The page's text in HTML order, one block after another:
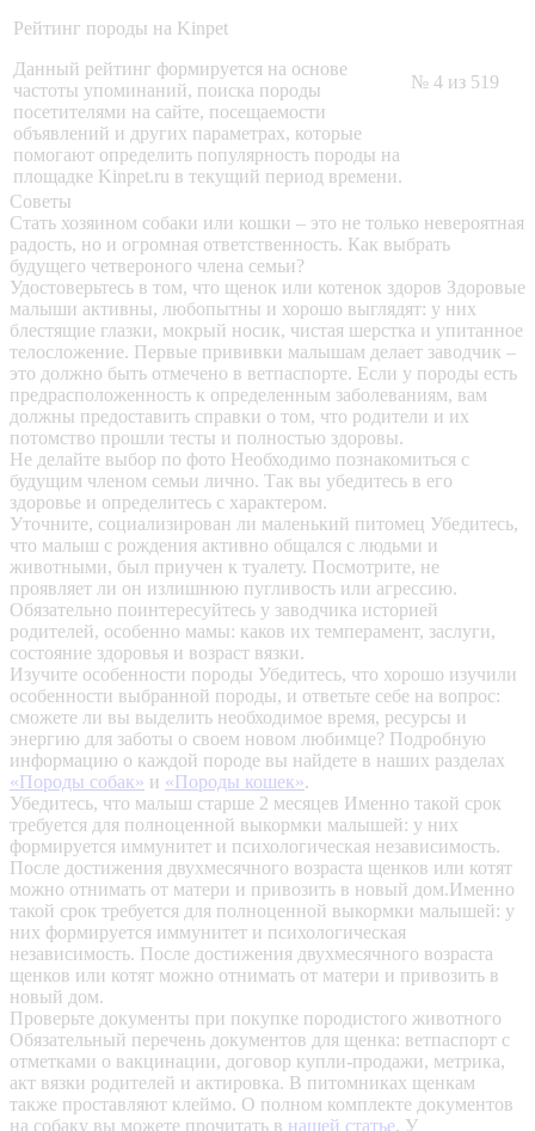
Рейтинг породы на Kinpet
Данный рейтинг формируется на основе
частоты упоминаний, поиска породы
посетителями на сайте, посещаемости
объявлений и других параметрах, которые
помогают определить популярность породы на
площадке Kinpet.ru в текущий период времени.
№ 4 из 519
Советы
Стать хозяином собаки или кошки – это не только невероятная
радость, но и огромная ответственность. Как выбрать
будущего четвероного члена семьи?
Удостоверьтесь в том, что щенок или котенок здоров Здоровые
малыши активны, любопытны и хорошо выглядят: у них
блестящие глазки, мокрый носик, чистая шерстка и упитанное
телосложение. Первые прививки малышам делает заводчик –
это должно быть отмечено в ветпаспорте. Если у породы есть
предрасположенность к определенным заболеваниям, вам
должны предоставить справки о том, что родители и их
потомство прошли тесты и полностью здоровы.
Не делайте выбор по фото Необходимо познакомиться с
будущим членом семьи лично. Так вы убедитесь в его
здоровье и определитесь с характером.
Уточните, социализирован ли маленький питомец Убедитесь,
что малыш с рождения активно общался с людьми и
животными, был приучен к туалету. Посмотрите, не
проявляет ли он излишнюю пугливость или агрессию.
Обязательно поинтересуйтесь у заводчика историей
родителей, особенно мамы: каков их темперамент, заслуги,
состояние здоровья и возраст вязки.
Изучите особенности породы Убедитесь, что хорошо изучили
особенности выбранной породы, и ответьте себе на вопрос:
сможете ли вы выделить необходимое время, ресурсы и
энергию для заботы о своем новом любимце? Подробную
информацию о каждой породе вы найдете в наших разделах
«Породы собак» и «Породы кошек».
Убедитесь, что малыш старше 2 месяцев Именно такой срок
требуется для полноценной выкормки малышей: у них
формируется иммунитет и психологическая независимость.
После достижения двухмесячного возраста щенков или котят
можно отнимать от матери и привозить в новый дом.Именно
такой срок требуется для полноценной выкормки малышей: у
них формируется иммунитет и психологическая
независимость. После достижения двухмесячного возраста
щенков или котят можно отнимать от матери и привозить в
новый дом.
Проверьте документы при покупке породистого животного
Обязательный перечень документов для щенка: ветпаспорт с
отметками о вакцинации, договор купли-продажи, метрика,
акт вязки родителей и актировка. В питомниках щенкам
также проставляют клеймо. О полном комплекте документов
на собаку вы можете прочитать в нашей статье. У